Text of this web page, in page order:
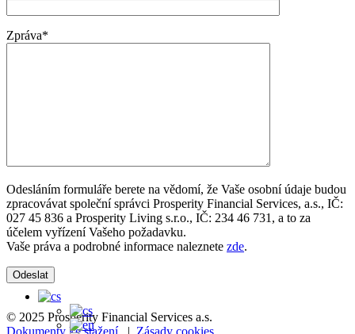
Zpráva*
Odesláním formuláře berete na vědomí, že Vaše osobní údaje budou
zpracovávat společní správci Prosperity Financial Services, a.s., IČ:
027 45 836 a Prosperity Living s.r.o., IČ: 234 46 731, a to za
účelem vyřízení Vašeho požadavku.
Vaše práva a podrobné informace naleznete zde.
© 2025 Prosperity Financial Services a.s.